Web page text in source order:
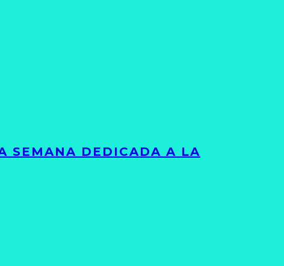
SEMANA DEDICADA A LA